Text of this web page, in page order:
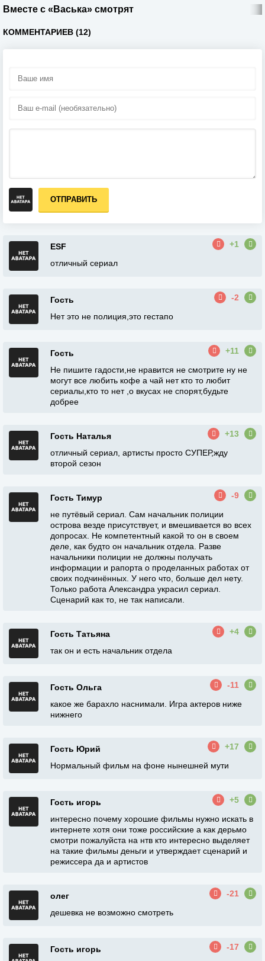
Вместе с «Васька» смотрят
КОММЕНТАРИЕВ (12)
ОТПРАВИТЬ
ESF
+1
отличный сериал
Гость
-2
Нет это не полиция,это гестапо
Гость
+11
Не пишите гадости,не нравится не смотрите ну не
могут все любить кофе а чай нет кто то любит
сериалы,кто то нет ,о вкусах не спорят,будьте
добрее
Гость Наталья
+13
отличный сериал, артисты просто СУПЕР,жду
второй сезон
Гость Тимур
-9
не путёвый сериал. Сам начальник полиции
острова везде присутствует, и вмешивается во всех
допросах. Не компетентный какой то он в своем
деле, как будто он начальник отдела. Разве
начальники полиции не должны получать
информации и рапорта о проделанных работах от
своих подчинённых. У него что, больше дел нету.
Только работа Александра украсил сериал.
Сценарий как то, не так написали.
Гость Татьяна
+4
так он и есть начальник отдела
Гость Ольга
-11
какое же барахло наснимали. Игра актеров ниже
нижнего
Гость Юрий
+17
Нормальный фильм на фоне нынешней мути
Гость игорь
+5
интересно почему хорошие фильмы нужно искать в
интернете хотя они тоже российские а как дерьмо
смотри пожалуйста на нтв кто интересно выделяет
на такие фильмы деньги и утверждает сценарий и
режиссера да и артистов
олег
-21
дешевка не возможно смотреть
Гость игорь -17